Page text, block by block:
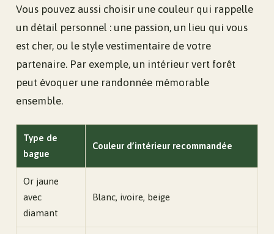
Vous pouvez aussi choisir une couleur qui rappelle
un détail personnel : une passion, un lieu qui vous
est cher, ou le style vestimentaire de votre
partenaire. Par exemple, un intérieur vert forêt
peut évoquer une randonnée mémorable
ensemble.
Type de
bague
Couleur d’intérieur recommandée
Or jaune
avec
diamant
Blanc, ivoire, beige